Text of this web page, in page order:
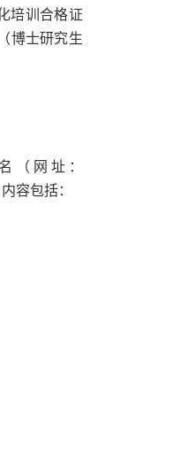
培训合格证
博士研究生
（网址：
容包括：